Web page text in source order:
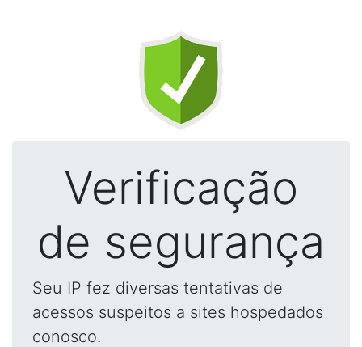
Verificação
de segurança
Seu IP fez diversas tentativas de
acessos suspeitos a sites hospedados
conosco.